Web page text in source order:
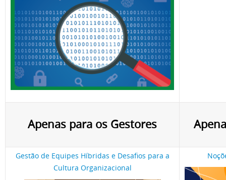
Apenas para os Gestores
Gestão de Equipes Híbridas e Desafios para a
Cultura Organizacional